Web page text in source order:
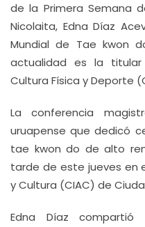
de la Primera Semana
Nicolaita, Edna Díaz
Mundial de Tae kwon
actualidad es la
Cultura Física y Deporte
La conferencia
uruapense que dedicó
tae kwon do de alto
tarde de este jueves en
y Cultura (CIAC) de
Edna Díaz